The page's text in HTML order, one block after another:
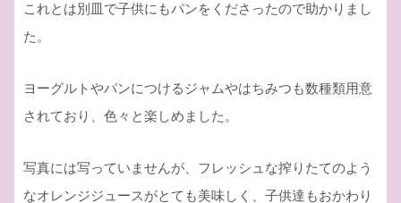
これとは別皿で子供にもパンをくださったので助かりまし
た。
ヨーグルトやパンにつけるジャムやはちみつも数種類用意
されており、色々と楽しめました。
写真には写っていませんが、フレッシュな搾りたてのよう
なオレンジジュースがとても美味しく、子供達もおかわり